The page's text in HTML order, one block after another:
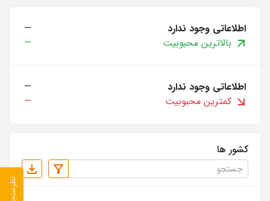
اطلاعاتی وجود ندارد
—
بالاترین محبوبیت
—
اطلاعاتی وجود ندارد
—
کمترین محبوبیت
—
کشور ها
نظرسنجی